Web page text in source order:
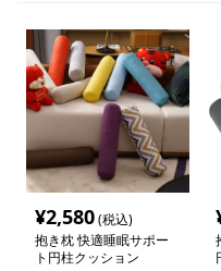
¥2,580(税込)
抱き枕 快適睡眠サポー
ト円柱クッション